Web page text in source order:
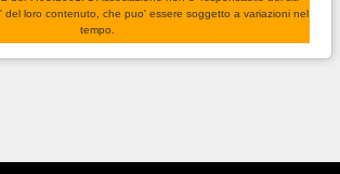
del loro contenuto, che puo' essere soggetto a variazioni nel
tempo.